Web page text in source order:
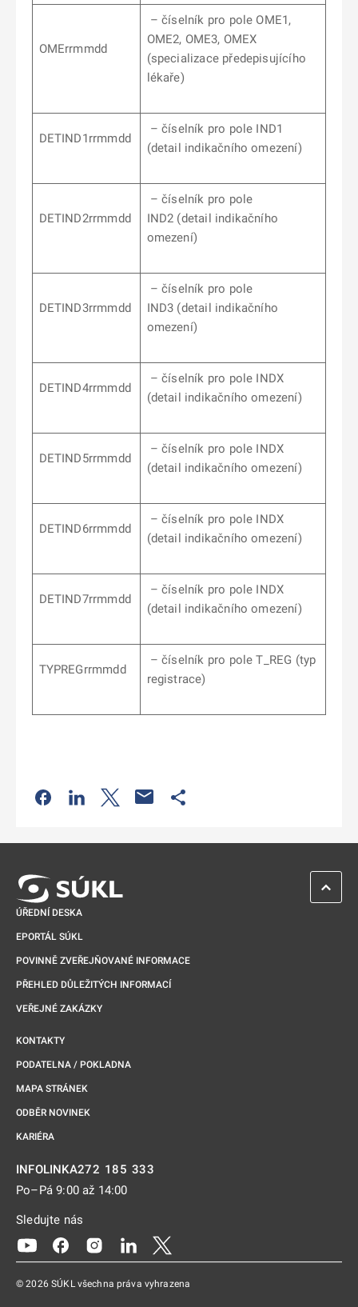
OMErrmmdd
– číselník pro pole OME1,
OME2, OME3, OMEX
(specializace předepisujícího
lékaře)
DETIND1rrmmdd
– číselník pro pole IND1
(detail indikačního omezení)
DETIND2rrmmdd
– číselník pro pole
IND2 (detail indikačního
omezení)
DETIND3rrmmdd
– číselník pro pole
IND3 (detail indikačního
omezení)
DETIND4rrmmdd
– číselník pro pole INDX
(detail indikačního omezení)
DETIND5rrmmdd
– číselník pro pole INDX
(detail indikačního omezení)
DETIND6rrmmdd
– číselník pro pole INDX
(detail indikačního omezení)
DETIND7rrmmdd
– číselník pro pole INDX
(detail indikačního omezení)
TYPREGrrmmdd
– číselník pro pole T_REG (typ
registrace)
Odkaz se otevře na nové kartě
Odkaz se otevře na nové kartě
Odkaz se otevře na nové kartě
ÚŘEDNÍ DESKA
EPORTÁL SÚKL
POVINNĚ ZVEŘEJŇOVANÉ INFORMACE
PŘEHLED DŮLEŽITÝCH INFORMACÍ
VEŘEJNÉ ZAKÁZKY
KONTAKTY
PODATELNA / POKLADNA
MAPA STRÁNEK
ODBĚR NOVINEK
KARIÉRA
INFOLINKA272 185 333
Po–Pá 9:00 až 14:00
Sledujte nás
Odkaz se otevře na nové kartě
Odkaz se otevře na nové kartě
Odkaz se otevře na nové kartě
Odkaz se otevře na nové kartě
© 2026 SÚKL všechna práva vyhrazena
ZPĚT